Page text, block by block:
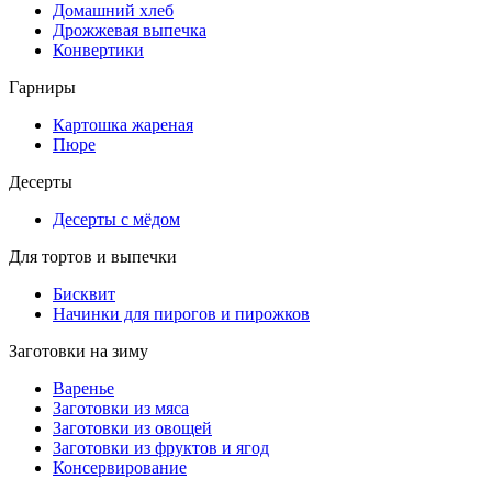
Домашний хлеб
Дрожжевая выпечка
Конвертики
Гарниры
Картошка жареная
Пюре
Десерты
Десерты с мёдом
Для тортов и выпечки
Бисквит
Начинки для пирогов и пирожков
Заготовки на зиму
Варенье
Заготовки из мяса
Заготовки из овощей
Заготовки из фруктов и ягод
Консервирование